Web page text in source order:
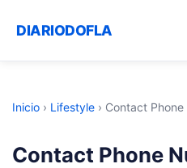
DIARIODOFLA
Inicio › Lifestyle › Contact
Contact Phone